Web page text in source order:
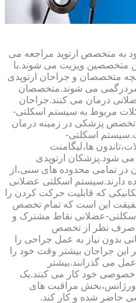
به متخصص ارتوپد مراجعه می
متخصصین ویزیت می شوند.با
متخصصان و جراحان ارتوپدی
سردرگمی می شوند.متخصصان
درمان می کنند.جراحان
مربوط به سیستم اسکلتی-
تخصص پزشکی در زمینه درمان
اسکلتی-
ها،لیگامنت
شود.پزشکان ارتوپدی
در تمامی محدوده های سنی،از
دارند.سیستم اسکلتی عضلانی
که قابلیت حرکت کردن را
این است که تمام تخصص
عضلانی نقاط مشترک و
نظر از تخصص
بدون نیاز به عمل جراحی را
این جراحان بیشتر وقت خود را
می گذرانند.بیشتر
خود کار می کنند.یک
مراقبت های
حاضر شده و کار کند.